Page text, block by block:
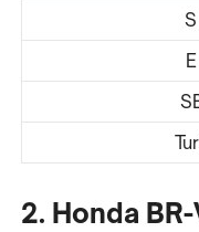
2. Honda